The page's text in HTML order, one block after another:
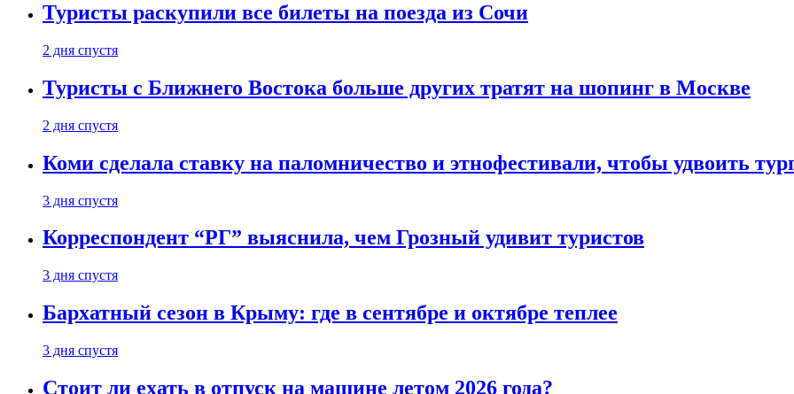
Туристы раскупили все билеты на поезда из Сочи
2 дня спустя
Туристы с Ближнего Востока больше других тратят на шопинг в Москве
2 дня спустя
Коми сделала ставку на паломничество и этнофестивали, чтобы удвоить
3 дня спустя
Корреспондент “РГ” выяснила, чем Грозный удивит туристов
3 дня спустя
Бархатный сезон в Крыму: где в сентябре и октябре теплее
3 дня спустя
Стоит ли ехать в отпуск на машине летом 2026 года?